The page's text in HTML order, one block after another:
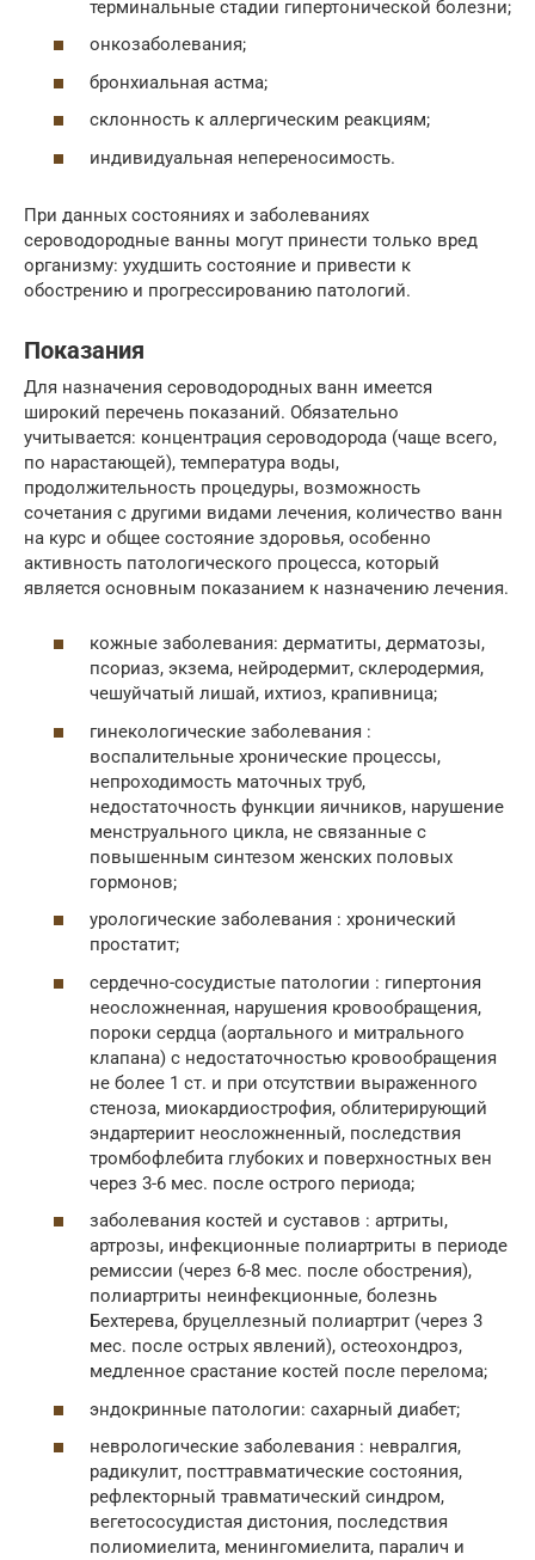
терминальные стадии гипертонической болезни;
онкозаболевания;
бронхиальная астма;
склонность к аллергическим реакциям;
индивидуальная непереносимость.
При данных состояниях и заболеваниях
сероводородные ванны могут принести только вред
организму: ухудшить состояние и привести к
обострению и прогрессированию патологий.
Показания
Для назначения сероводородных ванн имеется
широкий перечень показаний. Обязательно
учитывается: концентрация сероводорода (чаще всего,
по нарастающей), температура воды,
продолжительность процедуры, возможность
сочетания с другими видами лечения, количество ванн
на курс и общее состояние здоровья, особенно
активность патологического процесса, который
является основным показанием к назначению лечения.
кожные заболевания: дерматиты, дерматозы,
псориаз, экзема, нейродермит, склеродермия,
чешуйчатый лишай, ихтиоз, крапивница;
гинекологические заболевания :
воспалительные хронические процессы,
непроходимость маточных труб,
недостаточность функции яичников, нарушение
менструального цикла, не связанные с
повышенным синтезом женских половых
гормонов;
урологические заболевания : хронический
простатит;
сердечно-сосудистые патологии : гипертония
неосложненная, нарушения кровообращения,
пороки сердца (аортального и митрального
клапана) с недостаточностью кровообращения
не более 1 ст. и при отсутствии выраженного
стеноза, миокардиострофия, облитерирующий
эндартериит неосложненный, последствия
тромбофлебита глубоких и поверхностных вен
через 3-6 мес. после острого периода;
заболевания костей и суставов : артриты,
артрозы, инфекционные полиартриты в периоде
ремиссии (через 6-8 мес. после обострения),
полиартриты неинфекционные, болезнь
Бехтерева, бруцеллезный полиартрит (через 3
мес. после острых явлений), остеохондроз,
медленное срастание костей после перелома;
эндокринные патологии: сахарный диабет;
неврологические заболевания : невралгия,
радикулит, посттравматические состояния,
рефлекторный травматический синдром,
вегетососудистая дистония, последствия
полиомиелита, менингомиелита, паралич и